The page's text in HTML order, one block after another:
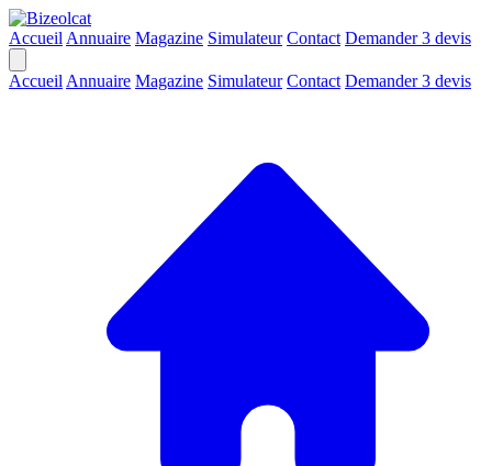
Accueil Annuaire Magazine Simulateur Contact Demander 3 devis
Accueil Annuaire Magazine Simulateur Contact Demander 3 devis